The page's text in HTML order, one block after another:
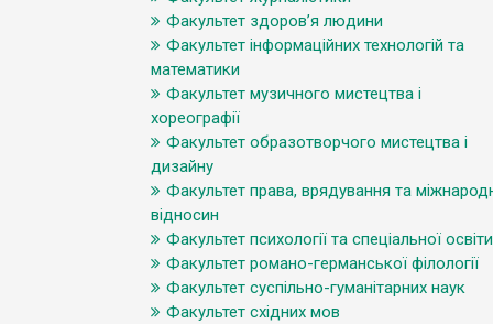
Факультет здоров’я людини
Факультет інформаційних технологій та
математики
Факультет музичного мистецтва і
хореографії
Факультет образотворчого мистецтва і
дизайну
Факультет права, врядування та
відносин
Факультет психології та спеціальної освіти
Факультет романо-германської філології
Факультет суспільно-гуманітарних наук
Факультет східних мов